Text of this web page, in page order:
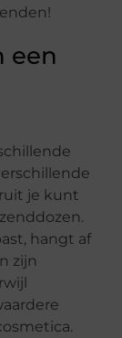
een
je kunt
hangt af
zijn